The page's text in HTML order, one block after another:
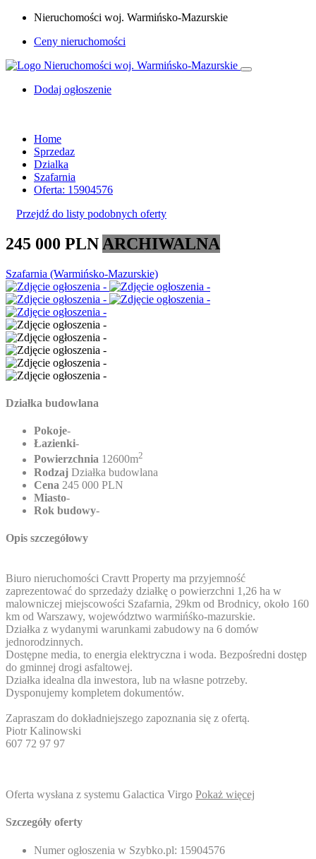
Nieruchomości woj. Warmińsko-Mazurskie
Ceny nieruchomości
Dodaj ogłoszenie
Home
Sprzedaz
Dzialka
Szafarnia
Oferta: 15904576
Przejdź do listy podobnych oferty
245 000 PLN ARCHIWALNA
Szafarnia (Warmińsko-Mazurskie)
Działka budowlana
Pokoje-
Łazienki-
Powierzchnia 12600m2
Rodzaj Działka budowlana
Cena 245 000 PLN
Miasto-
Rok budowy-
Opis szczegółowy
Biuro nieruchomości Cravtt Property ma przyjemność
zaprezentować do sprzedaży działkę o powierzchni 1,26 ha w
malowniczej miejscowości Szafarnia, 29km od Brodnicy, około 160
km od Warszawy, województwo warmińśko-mazurskie.
Działka z wydanymi warunkami zabudowy na 6 domów
jednorodzinnych.
Dostępne media, to energia elektryczna i woda. Bezpośredni dostęp
do gminnej drogi asfaltowej.
Działka idealna dla inwestora, lub na własne potrzeby.
Dysponujemy kompletem dokumentów.
Zapraszam do dokładniejszego zapoznania się z ofertą.
Piotr Kalinowski
607 72 97 97
Oferta wysłana z systemu Galactica Virgo Pokaż więcej
Szczegóły oferty
Numer ogłoszenia w Szybko.pl: 15904576